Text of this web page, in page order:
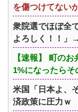
を傷つけてない
衆院選でほぼ全
よろしく！！」
【速報】 町の
1%になったら
米国「日本よ、
済政策に圧力ｗ